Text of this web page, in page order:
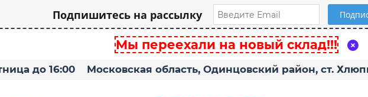
Подпишитесь на рассылку
Мы переехали на новый склад!!!
до 16:00 Московская область, Одинцовский район, ст.